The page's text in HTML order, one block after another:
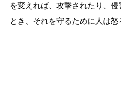
を変えれば、攻撃されたり、
とき、それを守るために人は怒